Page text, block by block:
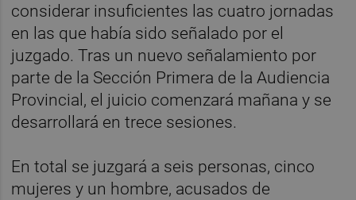
considerar insuficientes las cuatro jornadas
en las que había sido señalado por el
juzgado. Tras un nuevo señalamiento por
parte de la Sección Primera de la Audiencia
Provincial, el juicio comenzará mañana y se
desarrollará en trece sesiones.
En total se juzgará a seis personas, cinco
mujeres y un hombre, acusados de